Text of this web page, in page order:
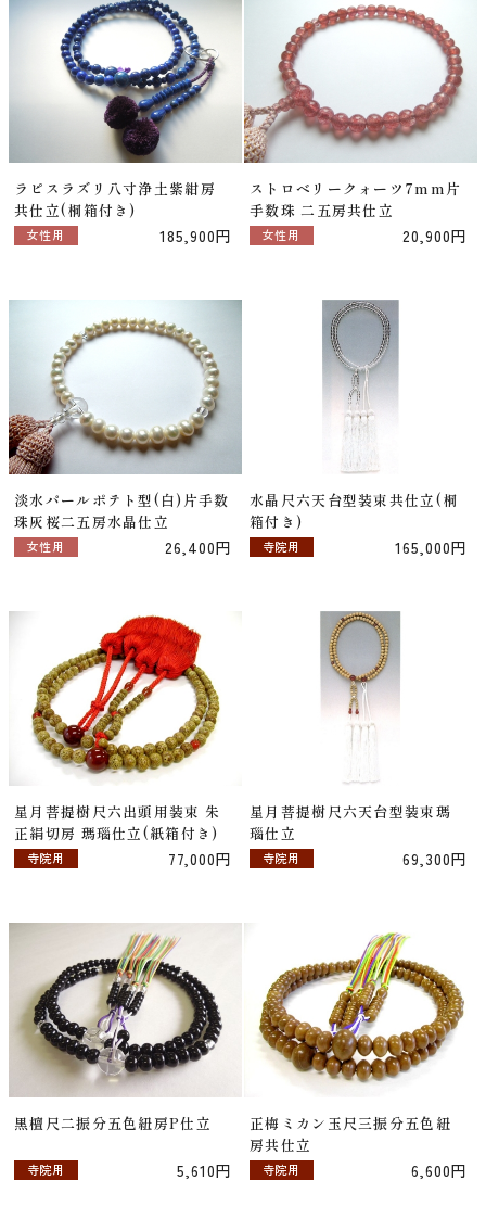
ラピスラズリ八寸浄土紫紺房
共仕立(桐箱付き)
185,900円
女性用
ストロベリークォーツ7mm片
手数珠 二五房共仕立
20,900円
女性用
淡水パールポテト型(白)片手数
珠灰桜二五房水晶仕立
26,400円
女性用
水晶尺六天台型装束共仕立(桐
箱付き)
165,000円
寺院用
星月菩提樹尺六出頭用装束 朱
正絹切房 瑪瑙仕立(紙箱付き)
77,000円
寺院用
星月菩提樹尺六天台型装束瑪
瑙仕立
69,300円
寺院用
黒檀尺二振分五色紐房P仕立
5,610円
寺院用
正梅ミカン玉尺三振分五色紐
房共仕立
6,600円
寺院用